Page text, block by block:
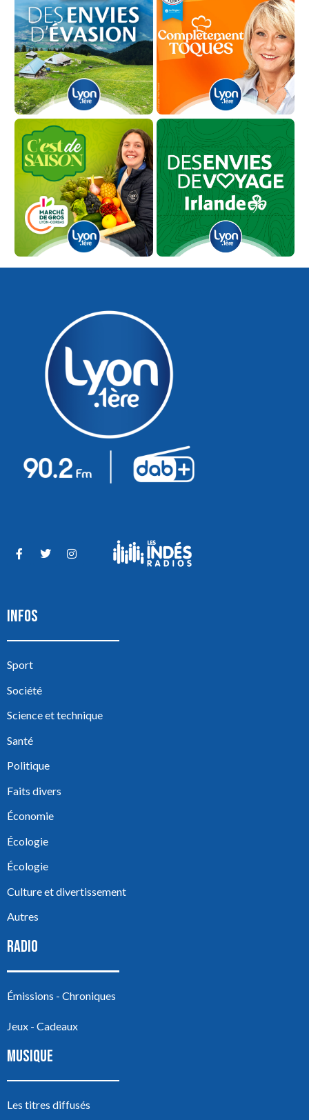
INFOS
Sport
Société
Science et technique
Santé
Politique
Faits divers
Économie
Écologie
Écologie
Culture et divertissement
Autres
RADIO
Émissions - Chroniques
Jeux - Cadeaux
MUSIQUE
Les titres diffusés